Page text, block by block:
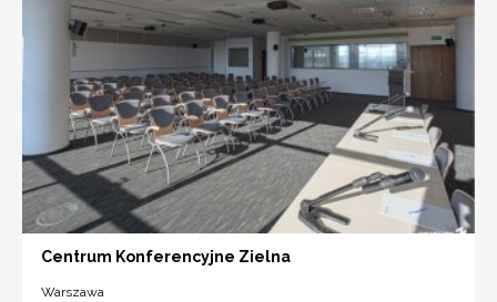
Centrum Konferencyjne Zielna
Warszawa